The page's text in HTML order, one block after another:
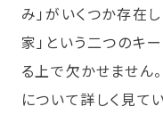
み」がいくつか存在し
家」という二つのキ
る上で欠かせません
について詳しく見てい